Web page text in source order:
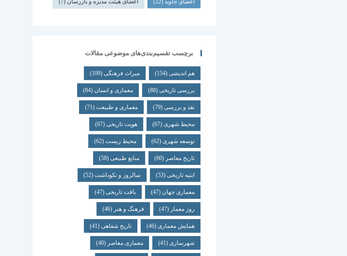
اعضای جاوید(22) اعضای هیئت مدیره و بازرسان (7)
برچسب تقسیم‌بندی‌های موضوعی مقالات
هم اندیشی(154) میراث فرهنگی(109)
بررسی تاریخی(88) معماری و انسان (84)
نقد و بررسی(79) معماری و طبیعت(71)
محیط شهری(67) هویت تاریخی(67)
توسعه شهری(62) محیط زیست(62)
تاریخ معاصر (60) منابع طبیعی(58)
ابنیه تاریخی(53) سالروز و نکوداشت(52)
معماری جهان (47) بافت تاریخی(47)
روز معمار (47) فرهنگ و هنر (46)
همایش معماری(46) تاریخ شفاهی(41)
شهرسازی(41) معماری معاصر (40)